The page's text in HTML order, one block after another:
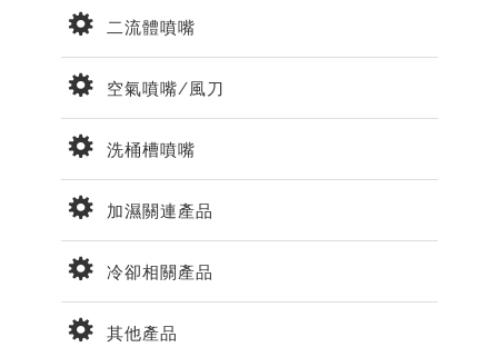
二流體噴嘴
空氣噴嘴/風刀
洗桶槽噴嘴
加濕關連產品
冷卻相關產品
其他產品